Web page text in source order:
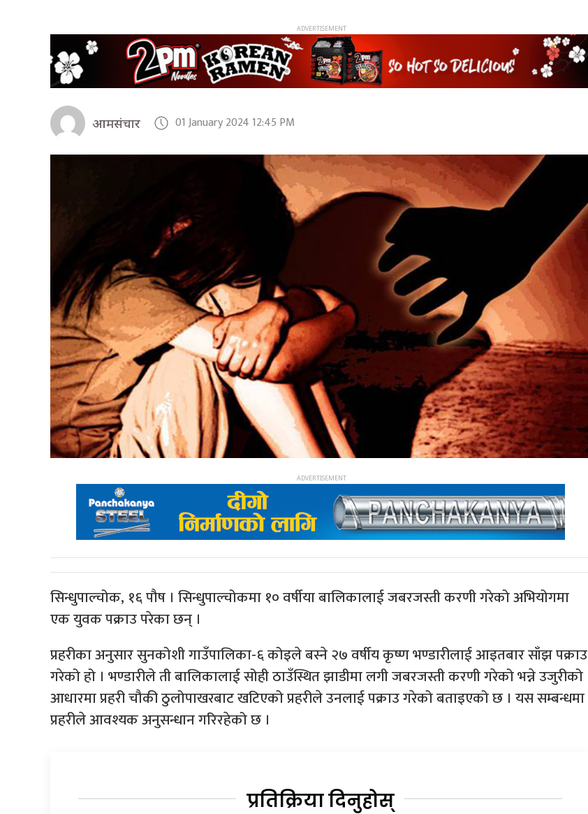
आमसंचार 01 January 2024 12:45 PM
सिन्धुपाल्चोक, १६ पौष । सिन्धुपाल्चोकमा १० वर्षीया बालिकालाई जबरजस्ती करणी गरेको अभियोगमा
एक युवक पक्राउ परेका छन् ।
प्रहरीका अनुसार सुनकोशी गाउँपालिका-६ कोइले बस्ने २७ वर्षीय कृष्ण भण्डारीलाई आइतबार साँझ पक्राउ
गरेको हो । भण्डारीले ती बालिकालाई सोही ठाउँस्थित झाडीमा लगी जबरजस्ती करणी गरेको भन्ने उजुरीको
आधारमा प्रहरी चौकी ठुलोपाखरबाट खटिएको प्रहरीले उनलाई पक्राउ गरेको बताइएको छ । यस सम्बन्धमा
प्रहरीले आवश्यक अनुसन्धान गरिरहेको छ ।
प्रतिक्रिया दिनुहोस्